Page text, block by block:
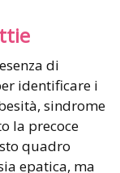
di
identificare i
sindrome
la precoce
quadro
epatica, ma